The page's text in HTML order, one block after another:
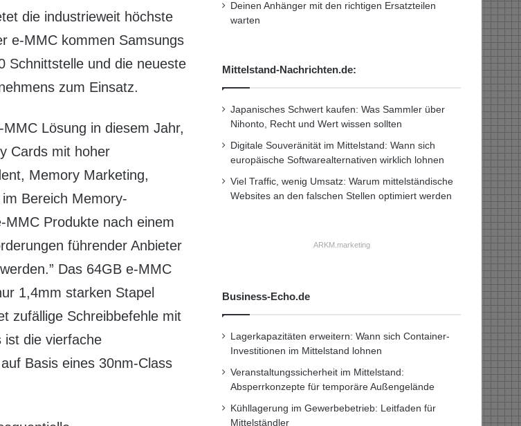
die industrieweit höchste
e-MMC kommen Samsungs
Schnittstelle und die neueste
zum Einsatz.
Lösung in diesem Jahr,
Cards mit hoher
Memory Marketing,
Bereich Memory-
MMC Produkte nach einem
führender Anbieter
Das 64GB e-MMC
1,4mm starken Stapel
zufällige Schreibbefehle mit
ist die vierfache
Basis eines 30nm-Class
Deinen Anhänger mit den richtigen Ersatzteilen
warten
Mittelstand-Nachrichten.de:
Japanisches Schwert kaufen: Was Sammler über
Nihonto, Recht und Wert wissen sollten
Digitale Souveränität im Mittelstand: Wann sich
europäische Softwarealternativen wirklich lohnen
Viel Traffic, wenig Umsatz: Warum mittelständische
Websites an den falschen Stellen optimiert werden
ARKM.marketing
Business-Echo.de
Lagerkapazitäten erweitern: Wann sich Container-
Investitionen im Mittelstand lohnen
Veranstaltungssicherheit im Mittelstand:
Absperrkonzepte für temporäre Außengelände
Kühllagerung im Gewerbebetrieb: Leitfaden für
Mittelständler